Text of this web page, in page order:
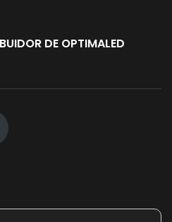
DE OPTIMALED